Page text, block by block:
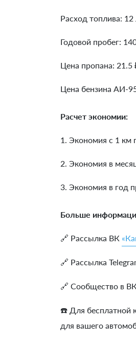
Расход топлива: 12
Годовой пробег:
Цена пропана: 21.5
Цена бензина АИ-
Расчет экономии:
1. Экономия с 1 км
2. Экономия в
3. Экономия в год
Больше
🔗 Рассылка ВК
🔗 Рассылка
🔗 Сообщество в ВК
☎️ Для бесплатной
для вашего